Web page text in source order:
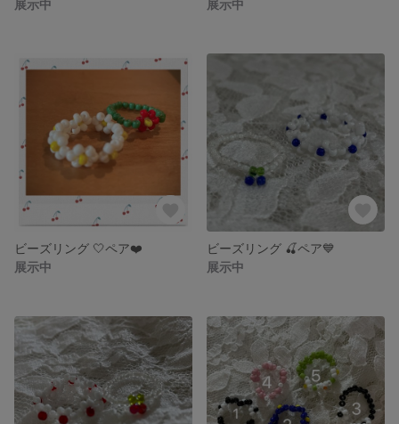
展示中
展示中
ビーズリング 🤍ペア❤️
展示中
ビーズリング 🍒ペア💙
展示中